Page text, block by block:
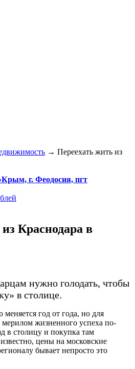
→ Переехать жить из
Крым, г. Феодосия, пгт
Краснодара в
нужно голодать, чтобы
в столице.
год от года, но для
жизненного успеха по-
в столицу и покупка там
цены на московские
бывает непросто это